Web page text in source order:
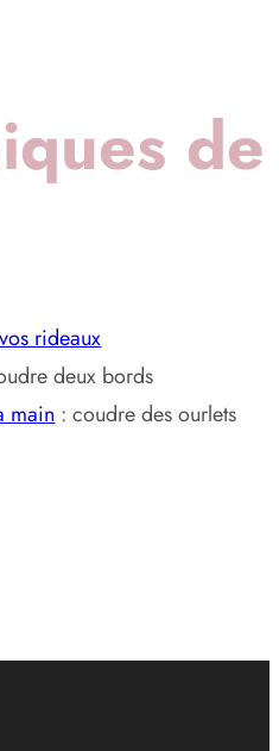
de
rideaux
deux bords
main : coudre des ourlets